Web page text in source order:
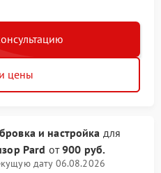
цены
и настройка для
Pard от900 руб.
дату 06.08.2026